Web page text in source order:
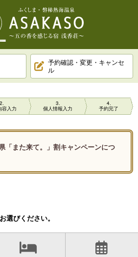
予約確認・変更・キャンセ
ル
2
容入力
3
個人情報入力
4
予約完了
「また来て。」割キャンペーンにつ
選びください。